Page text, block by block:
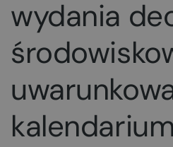
wydania
kalendarium